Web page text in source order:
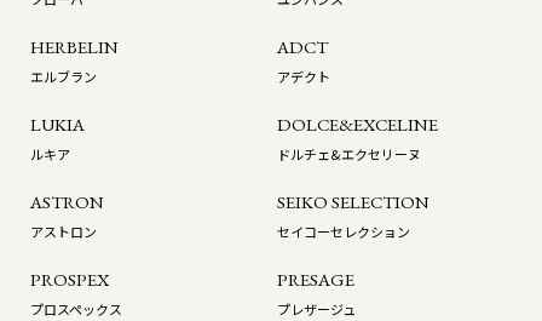
HERBELIN
エルブラン
ADCT
アデクト
LUKIA
ルキア
DOLCE&EXCELINE
ドルチェ&エクセリーヌ
ASTRON
アストロン
SEIKO SELECTION
セイコーセレクション
PROSPEX
プロスペックス
PRESAGE
プレザージュ